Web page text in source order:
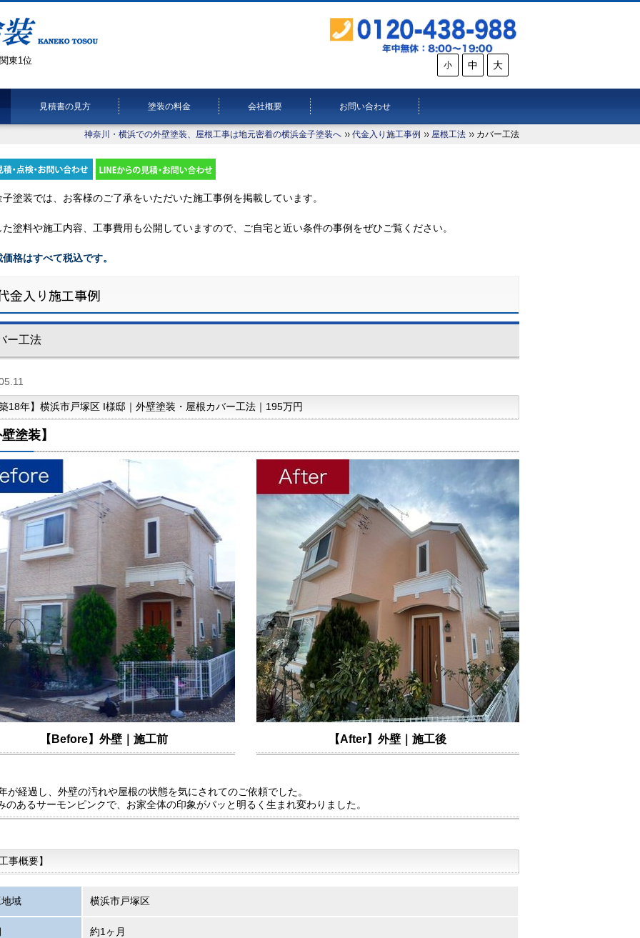
東1位 小 中 大
見積書の見方 塗装の料金 会社概要 お問い合わせ
神奈川・横浜での外壁塗装、屋根工事は地元密着の横浜金子塗装へ 代金入り施工事例 屋根工法 カバー工法
塗装では、お客様のご了承をいただいた施工事例を掲載しています。
塗料や施工内容、工事費用も公開していますので、ご自宅と近い条件の事例をぜひご覧ください。
格はすべて税込です。
金入り施工事例
ー工法
18年】横浜市戸塚区 I様邸｜外壁塗装・屋根カバー工法｜195万円
塗装】
【Before】外壁｜施工前 【After】外壁｜施工後
が経過し、外壁の汚れや屋根の状態を気にされてのご依頼でした。
のあるサーモンピンクで、お家全体の印象がパッと明るく生まれ変わりました。
事概要】
域 横浜市戸塚区
約1ヶ月